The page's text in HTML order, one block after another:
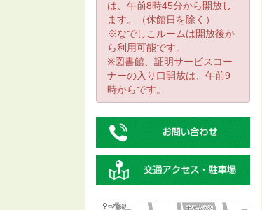
は、午前8時45分から開放し
ます。（休館日を除く）
※なでしこルームは開放後か
ら利用可能です。
※図書館、証明サービスコー
ナーの入り口開放は、午前9
時からです。